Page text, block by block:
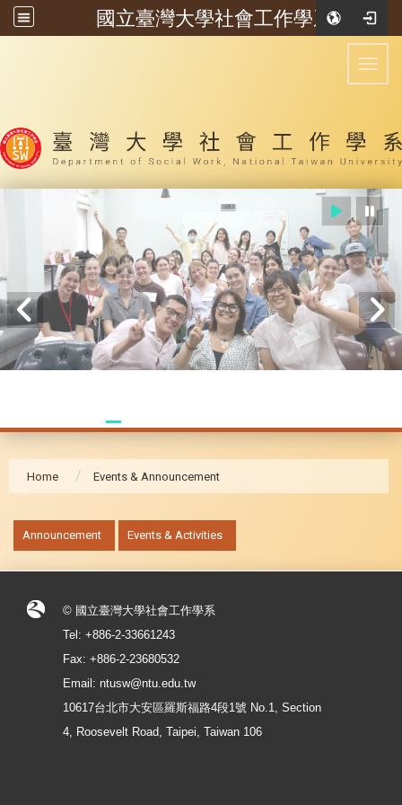
國立臺灣大學社會工作學系
:::
Home Events & Announcement
Announcement Events & Activities
© 國立臺灣大學社會工作學系
Tel: +886-2-33661243
Fax: +886-2-23680532
Email: ntusw@ntu.edu.tw
10617台北市大安區羅斯福路4段1號 No.1, Section
4, Roosevelt Road, Taipei, Taiwan 106